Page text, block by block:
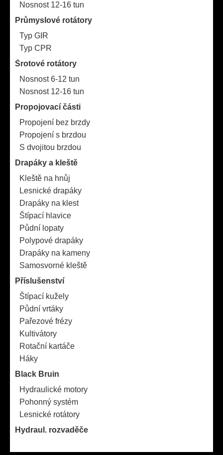
Nosnost 12-16 tun
Průmyslové rotátory
Typ GIR
Typ CPR
Šrotové rotátory
Nosnost 6-12 tun
Nosnost 12-16 tun
Propojovací části
Propojení bez brzdy
Propojení s brzdou
S dvojitou brzdou
Drapáky a kleště
Kleště na hnůj
Lesnické drapáky
Drapáky na klest
Štípací hlavice
Půdní lopaty
Polypové drapáky
Drapáky na kameny
Samosvorné kleště
Příslušenství
Štípací kužely
Půdní vrtáky
Pařezové frézy
Kultivátory
Rotační kartáče
Háky
Black Bruin
Hydraulické motory
Pohonný systém
Lesnické rotátory
Hydraul. rozvaděče